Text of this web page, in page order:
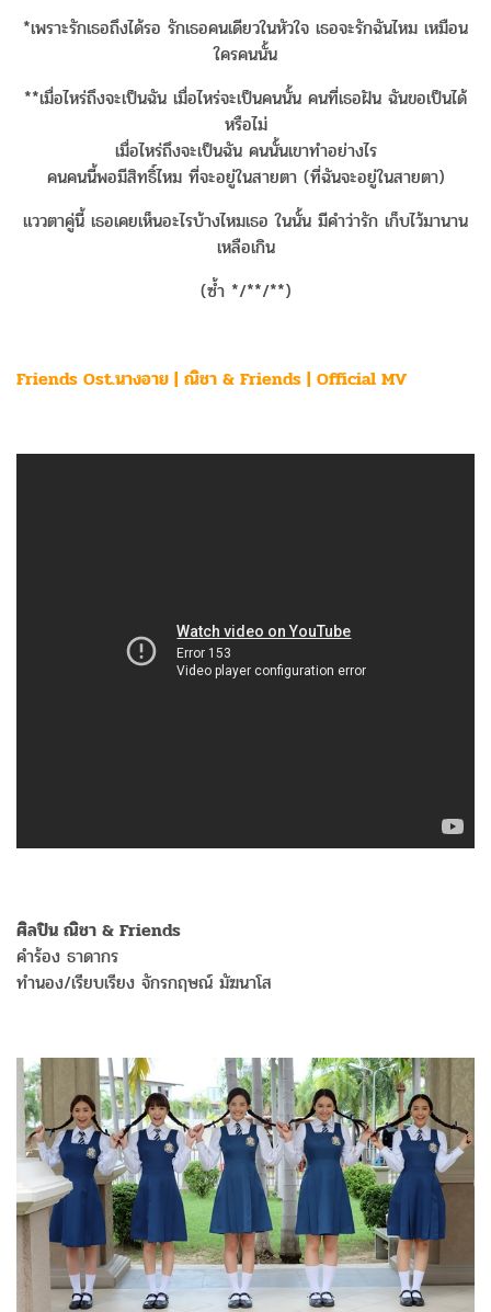
*เพราะรักเธอถึงได้รอ รักเธอคนเดียวในหัวใจ เธอจะรักฉันไหม เหมือน
ใครคนนั้น
**เมื่อไหร่ถึงจะเป็นฉัน เมื่อไหร่จะเป็นคนนั้น คนที่เธอฝัน ฉันขอเป็นได้
หรือไม่
เมื่อไหร่ถึงจะเป็นฉัน คนนั้นเขาทำอย่างไร
คนคนนี้พอมีสิทธิ์ไหม ที่จะอยู่ในสายตา (ที่ฉันจะอยู่ในสายตา)
แววตาคู่นี้ เธอเคยเห็นอะไรบ้างไหมเธอ ในนั้น มีคำว่ารัก เก็บไว้มานาน
เหลือเกิน
(ซ้ำ */**/**)
Friends Ost.นางอาย | ณิชา & Friends | Official MV
ศิลปิน ณิชา & Friends
คำร้อง ธาดากร
ทำนอง/เรียบเรียง จักรกฤษณ์ มัฆนาโส